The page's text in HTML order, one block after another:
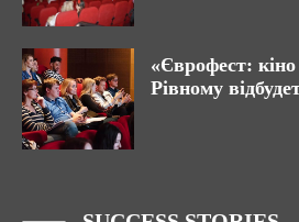
«Єврофест:
Рівному